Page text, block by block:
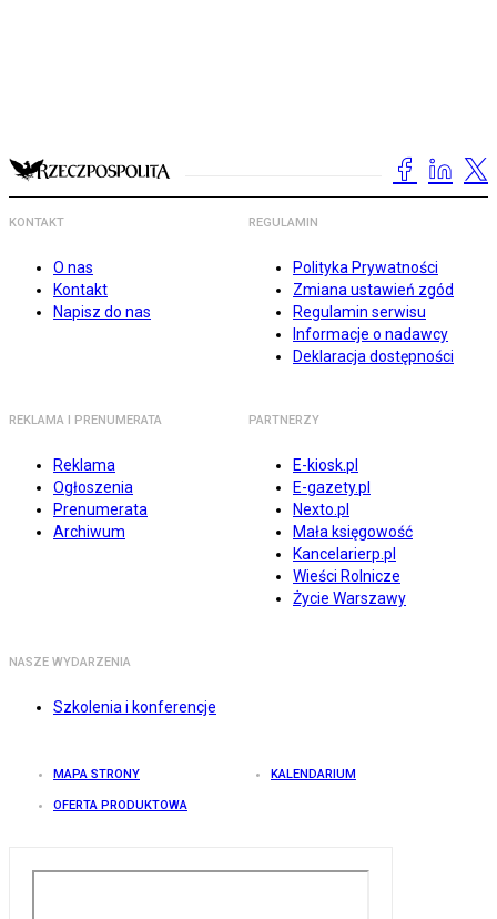
KONTAKT
O nas
Kontakt
Napisz do nas
REGULAMIN
Polityka Prywatności
Zmiana ustawień zgód
Regulamin serwisu
Informacje o nadawcy
Deklaracja dostępności
REKLAMA I PRENUMERATA
Reklama
Ogłoszenia
Prenumerata
Archiwum
PARTNERZY
E-kiosk.pl
E-gazety.pl
Nexto.pl
Mała księgowość
Kancelarierp.pl
Wieści Rolnicze
Życie Warszawy
NASZE WYDARZENIA
Szkolenia i konferencje
MAPA STRONY KALENDARIUM
OFERTA PRODUKTOWA